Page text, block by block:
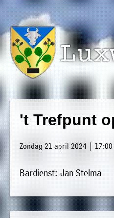
't Trefpunt
Zondag 21 april 2024 |
Bardienst: Jan Stelma
»
Home
»
Welkom
»
Nieuws
»
Agenda
»
Luxwoude.net
Plaatselijk
belang
Op
dit
moment
bestaat
het
bestuur